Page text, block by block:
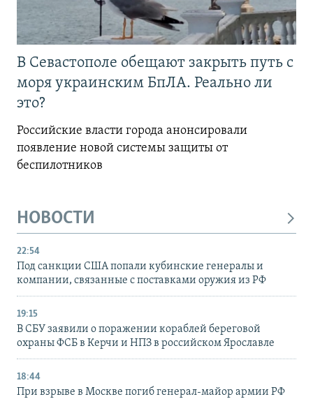
В Севастополе обещают закрыть путь с
моря украинским БпЛА. Реально ли
это?
Российские власти города анонсировали
появление новой системы защиты от
беспилотников
НОВОСТИ
22:54
Под санкции США попали кубинские генералы и
компании, связанные с поставками оружия из РФ
19:15
В СБУ заявили о поражении кораблей береговой
охраны ФСБ в Керчи и НПЗ в российском Ярославле
18:44
При взрыве в Москве погиб генерал-майор армии РФ